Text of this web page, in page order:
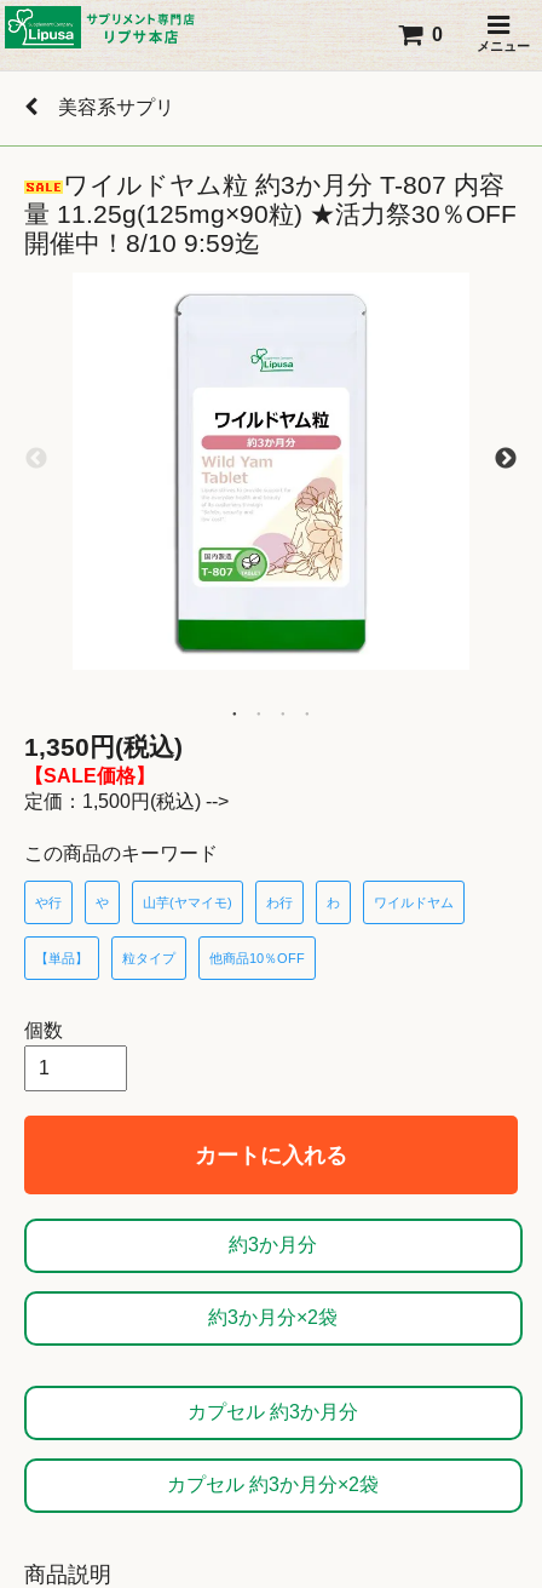
メニュー
0
美容系サプリ
ワイルドヤム粒 約3か月分 T-807 内容
量 11.25g(125mg×90粒) ★活力祭30％OFF
開催中！8/10 9:59迄
1,350円(税込)
【SALE価格】
定価：1,500円(税込) -->
この商品のキーワード
や行 や 山芋(ヤマイモ) わ行 わ ワイルドヤム
【単品】 粒タイプ 他商品10％OFF
個数
カートに入れる
約3か月分
約3か月分×2袋
カプセル 約3か月分
カプセル 約3か月分×2袋
商品説明